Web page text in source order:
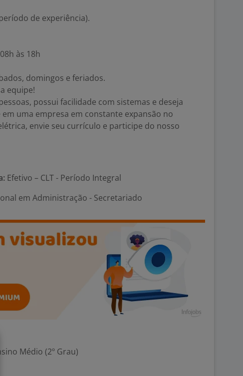
de experiência).
às 18h
domingos e feriados.
equipe!
possui facilidade com sistemas e deseja
uma empresa em constante expansão no
envie seu currículo e participe do nosso
Efetivo – CLT - Período Integral
em Administração - Secretariado
Médio (2º Grau)